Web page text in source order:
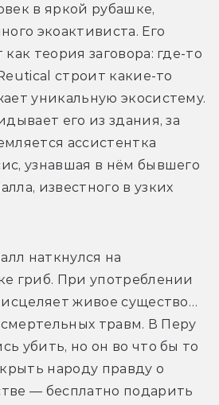
в яркой рубашке,
экоактивиста. Его
теория заговора: где-то
строит какие-то
уникальную экосистему.
его из здания, за
ассистентка
узнавшая в нём бывшего
известного в узких
наткнулся на
гриб. При употреблении
живое существо…
травм. В Перу
убить, но он во что бы то
народу правду о
— бесплатно подарить